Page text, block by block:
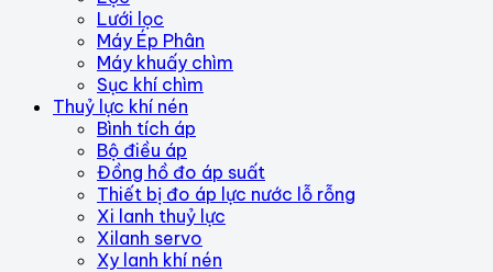
Lưới lọc
Máy Ép Phân
Máy khuấy chìm
Sục khí chìm
Thuỷ lực khí nén
Bình tích áp
Bộ điều áp
Đồng hồ đo áp suất
Thiết bị đo áp lực nước lỗ rỗng
Xi lanh thuỷ lực
Xilanh servo
Xy lanh khí nén